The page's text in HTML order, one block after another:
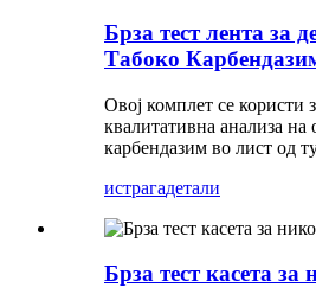
Брза тест лента за
Табоко
Овој комплет се користи
квалитативна анализа на
карбендазим во лист од
истрагадетали
Брза тест касета за